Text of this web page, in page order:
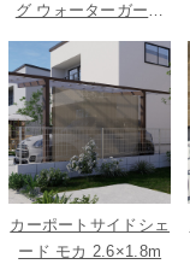
グ ウォーターガード
カーポートサイドシェ
ード モカ 2.6×1.8m